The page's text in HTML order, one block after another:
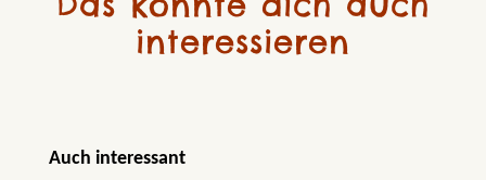
interessieren
Produktgalerie überspringen
Auch interessant